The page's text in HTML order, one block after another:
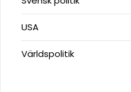
USA
Världspolitik